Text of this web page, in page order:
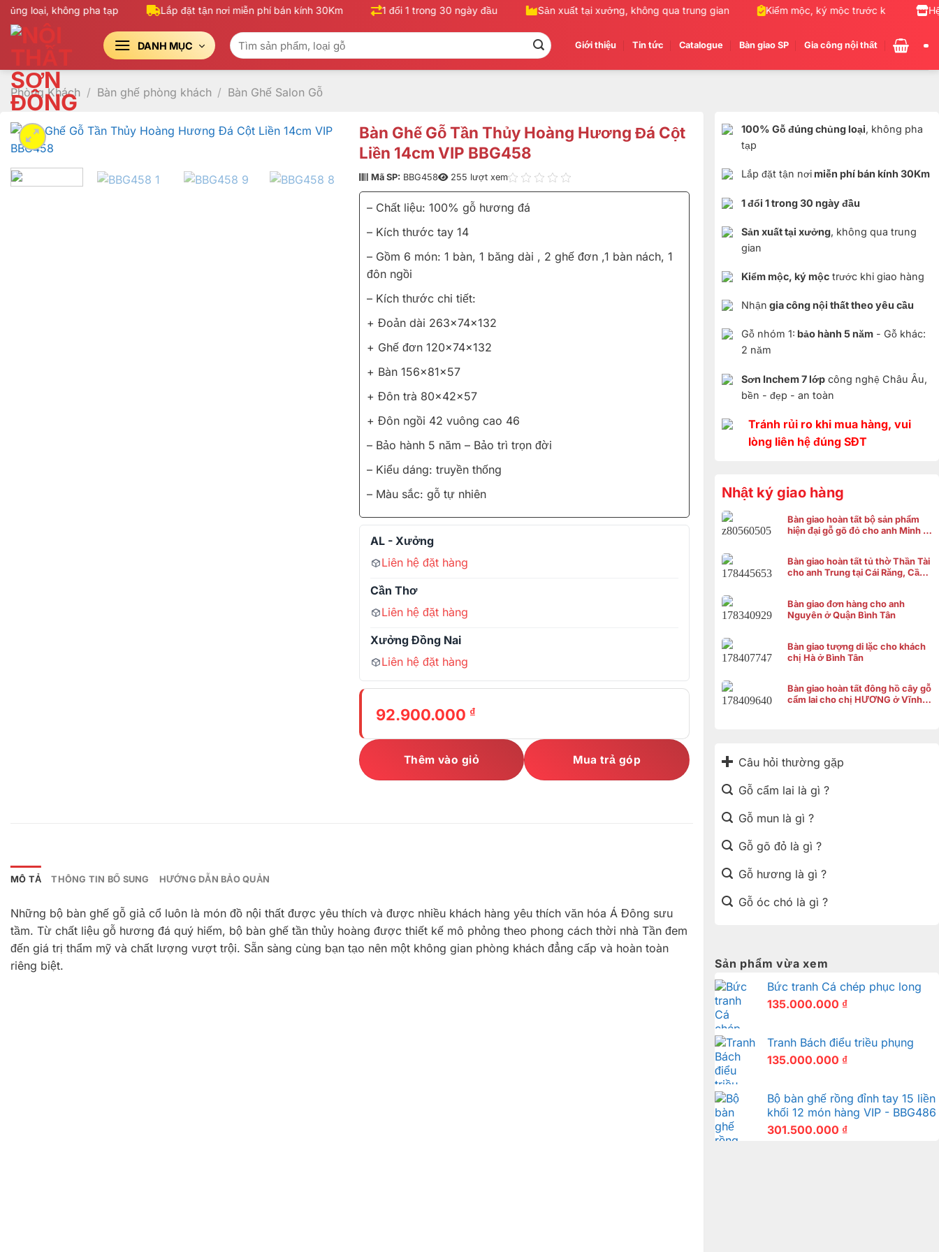
Bỏ
qua
loại, không pha tạp Lắp đặt tận nơi miễn phí bán kính 30Km 1 đổi 1 trong 30 ngày đầu Sản xuất tại xưởng, không qua trung gian Kiểm mộc, ký mộc trước khi giao hàng
DANH MỤC
Tìm
kiếm:
Giới thiệu Tin tức Catalogue Bàn giao SP Gia công nội thất
Phòng Khách / Bàn ghế phòng khách / Bàn Ghế Salon Gỗ
100% Gỗ đúng chủng loại, không pha
tạp
Lắp đặt tận nơimiễn phí bán kính 30Km
1 đổi 1 trong 30 ngày đầu
Sản xuất tại xưởng, không qua trung
gian
Kiểm mộc, ký mộctrước khi giao hàng
Nhận gia công nội thất theo yêu cầu
Gỗ nhóm 1: bảo hành 5 năm- Gỗ khác:
2 năm
Sơn Inchem 7 lớpcông nghệ Châu Âu,
bền - đẹp - an toàn
Tránh rủi ro khi mua hàng, vui
lòng liên hệ đúng SĐT
Nhật ký giao hàng
Bàn giao hoàn tất bộ sản phẩm
hiện đại gỗ gõ đỏ cho anh Minh ở
Bàn giao hoàn tất tủ thờ Thần Tài
cho anh Trung tại Cái Răng, Cần
Bàn giao đơn hàng cho anh
Nguyên ở Quận Bình Tân
Bàn giao tượng di lặc cho khách
chị Hà ở Bình Tân
Bàn giao hoàn tất đông hồ cây gỗ
cẩm lai cho chị HƯƠNG ở Vĩnh
Câu hỏi thường gặp
Gỗ cẩm lai là gì ?
Gỗ mun là gì ?
Gỗ gõ đỏ là gì ?
Gỗ hương là gì ?
Gỗ óc chó là gì ?
Sản phẩm vừa xem
Bức tranh Cá chép phục long
135.000.000 ₫
Tranh Bách điểu triều phụng
135.000.000 ₫
Bộ bàn ghế rồng đỉnh tay 15 liền
khối 12 món hàng VIP - BBG486
301.500.000 ₫
Bàn Ghế Gỗ Tần Thủy Hoàng Hương Đá Cột
Liền 14cm VIP BBG458
Mã SP: BBG458 255 lượt xem
– Chất liệu: 100% gỗ hương đá
– Kích thước tay 14
– Gồm 6 món: 1 bàn, 1 băng dài , 2 ghế đơn ,1 bàn nách, 1
đôn ngồi
– Kích thước chi tiết:
+ Đoản dài 263x74x132
+ Ghế đơn 120x74x132
+ Bàn 156x81x57
+ Đôn trà 80x42x57
+ Đôn ngồi 42 vuông cao 46
– Bảo hành 5 năm – Bảo trì trọn đời
– Kiểu dáng: truyền thống
– Màu sắc: gỗ tự nhiên
AL - Xưởng
Liên hệ đặt hàng
Cần Thơ
Liên hệ đặt hàng
Xưởng Đồng Nai
Liên hệ đặt hàng
92.900.000 ₫
Thêm vào giỏ Mua trả góp
MÔ TẢ THÔNG TIN BỔ SUNG HƯỚNG DẪN BẢO QUẢN
Những bộ bàn ghế gỗ giả cổ luôn là món đồ nội thất được yêu thích và được nhiều khách hàng yêu thích văn hóa Á Đông sưu
tầm. Từ chất liệu gỗ hương đá quý hiếm, bộ bàn ghế tần thủy hoàng được thiết kế mô phỏng theo phong cách thời nhà Tần đem
đến giá trị thẩm mỹ và chất lượng vượt trội. Sẵn sàng cùng bạn tạo nên một không gian phòng khách đẳng cấp và hoàn toàn
riêng biệt.